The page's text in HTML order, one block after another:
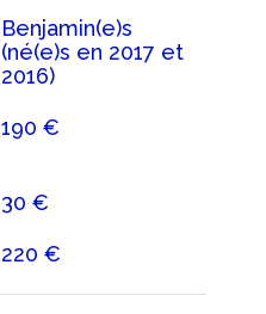
Benjamin(e)s
(né(e)s en 2017 et
2016)
190 €
30 €
220 €